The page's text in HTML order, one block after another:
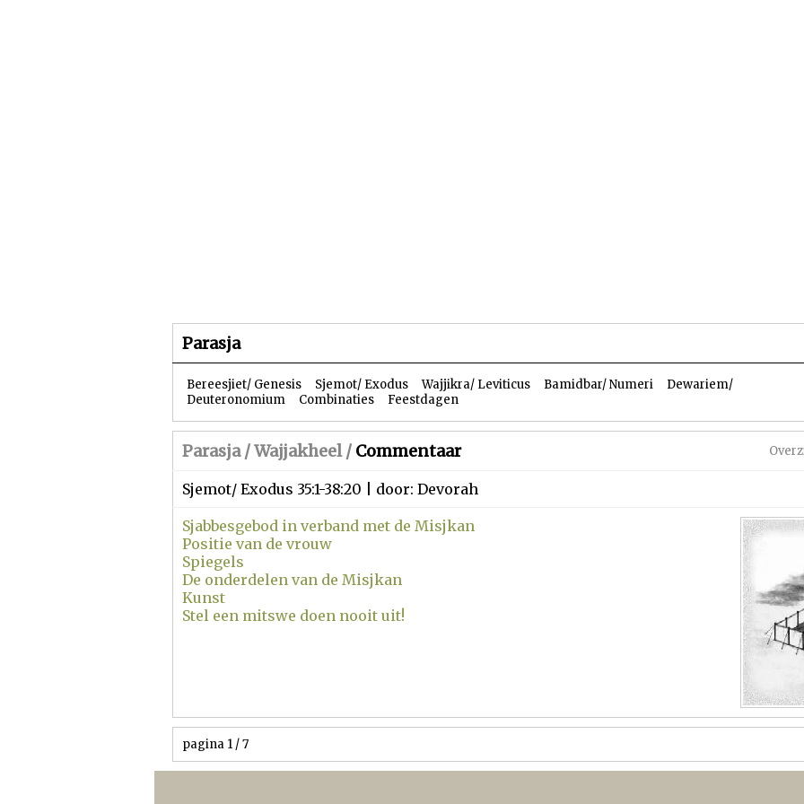
Parasja
Bereesjiet/ Genesis Sjemot/ Exodus Wajjikra/ Leviticus Bamidbar/ Numeri
Dewariem/
Deuteronomium
Combinaties Feestdagen
Parasja /Wajjakheel/ Commentaar
Sjemot/ Exodus 35:1-38:20 | door: Devorah
Sjabbesgebod in verband met de Misjkan
Positie van de vrouw
Spiegels
De onderdelen van de Misjkan
Kunst
Stel een mitswe doen nooit uit!
pagina 1 / 7